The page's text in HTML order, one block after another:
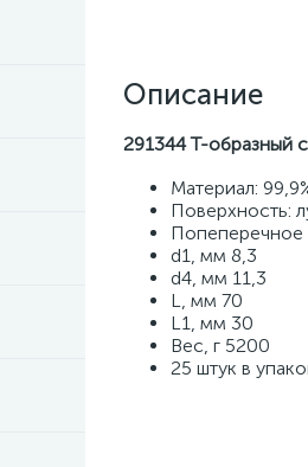
Описание
291344 Т-образный
Материал:
Поверхность:
Попеперечное
d1, мм 8,3
d4, мм 11,3
L, мм 70
L1, мм 30
Вес, г 5200
25 штук в